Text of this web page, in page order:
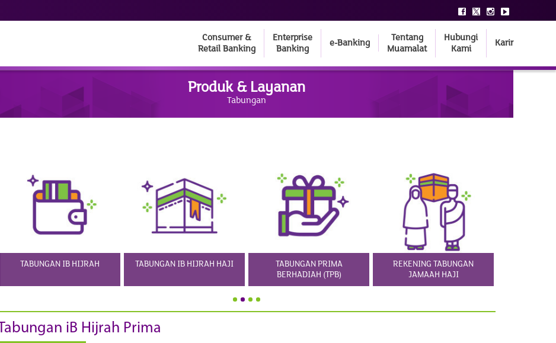
Consumer &
Retail Banking
Enterprise
Banking
e-Banking
Tentang
Muamalat
Hubungi
Kami
Karir
Produk & Layanan
Tabungan
TABUNGAN IB HIJRAH TABUNGAN IB HIJRAH HAJI
TABUNGAN PRIMA
BERHADIAH (TPB)
REKENING TABUNGAN
JAMAAH HAJI
Tabungan iB Hijrah Prima